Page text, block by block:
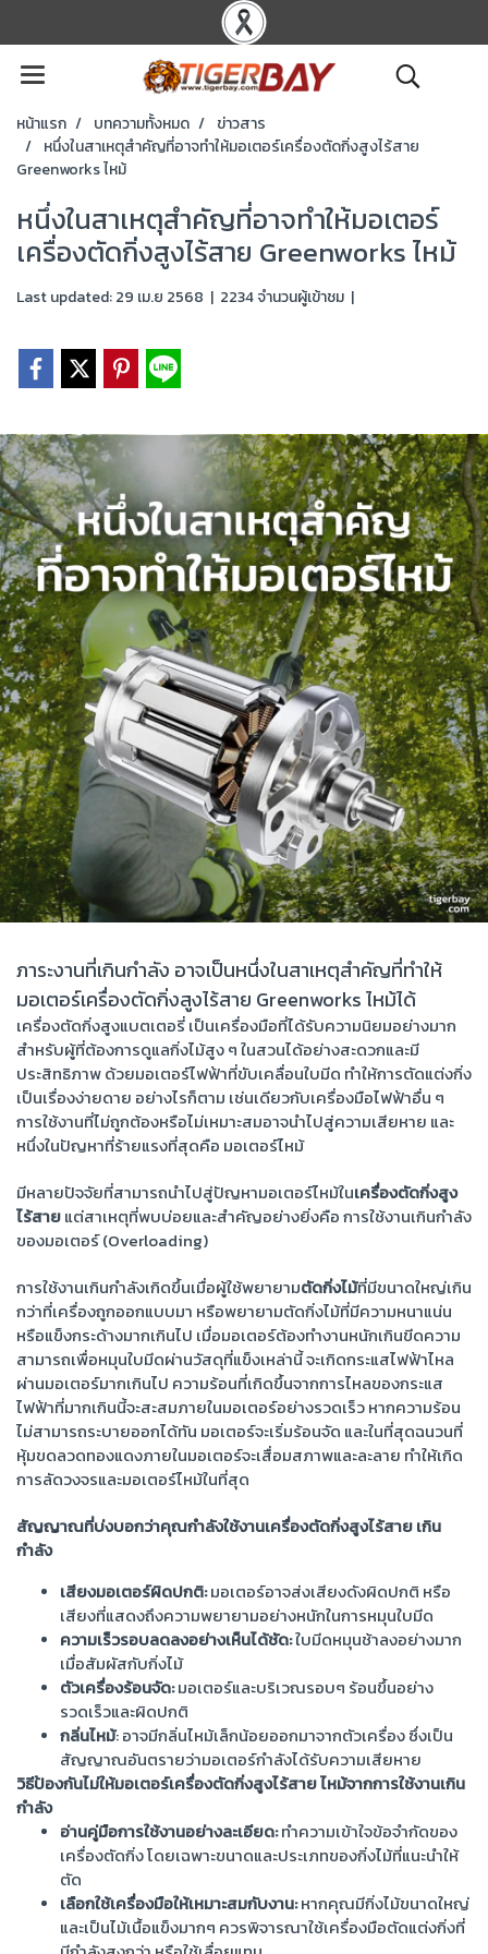
หน้าแรก บทความทั้งหมด
ข่าวสาร
หนึ่งในสาเหตุสำคัญที่อาจทำให้มอเตอร์เครื่องตัดกิ่งสูงไร้สาย
Greenworks ไหม้
หนึ่งในสาเหตุสำคัญที่อาจทำให้มอเตอร์
เครื่องตัดกิ่งสูงไร้สาย Greenworks ไหม้
Last updated: 29 เม.ย 2568 | 2234 จำนวนผู้เข้าชม |
ภาระงานที่เกินกำลัง อาจเป็นหนึ่งในสาเหตุสำคัญที่ทำให้
มอเตอร์เครื่องตัดกิ่งสูงไร้สาย Greenworks ไหม้ได้
เครื่องตัดกิ่งสูงแบตเตอรี่เป็นเครื่องมือที่ได้รับความนิยมอย่างมาก
สำหรับผู้ที่ต้องการดูแลกิ่งไม้สูง ๆ ในสวนได้อย่างสะดวกและมี
ประสิทธิภาพ ด้วยมอเตอร์ไฟฟ้าที่ขับเคลื่อนใบมีด ทำให้การตัดแต่งกิ่ง
เป็นเรื่องง่ายดาย อย่างไรก็ตาม เช่นเดียวกับเครื่องมือไฟฟ้าอื่น ๆ
การใช้งานที่ไม่ถูกต้องหรือไม่เหมาะสมอาจนำไปสู่ความเสียหาย และ
หนึ่งในปัญหาที่ร้ายแรงที่สุดคือ มอเตอร์ไหม้
มีหลายปัจจัยที่สามารถนำไปสู่ปัญหามอเตอร์ไหม้ในเครื่องตัดกิ่งสูง
ไร้สายแต่สาเหตุที่พบบ่อยและสำคัญอย่างยิ่งคือ การใช้งานเกินกำลัง
ของมอเตอร์ (Overloading)
การใช้งานเกินกำลังเกิดขึ้นเมื่อผู้ใช้พยายามตัดกิ่งไม้ที่มีขนาดใหญ่เกิน
กว่าที่เครื่องถูกออกแบบมา หรือพยายามตัดกิ่งไม้ที่มีความหนาแน่น
หรือแข็งกระด้างมากเกินไป เมื่อมอเตอร์ต้องทำงานหนักเกินขีดความ
สามารถเพื่อหมุนใบมีดผ่านวัสดุที่แข็งเหล่านี้ จะเกิดกระแสไฟฟ้าไหล
ผ่านมอเตอร์มากเกินไป ความร้อนที่เกิดขึ้นจากการไหลของกระแส
ไฟฟ้าที่มากเกินนี้จะสะสมภายในมอเตอร์อย่างรวดเร็ว หากความร้อน
ไม่สามารถระบายออกได้ทัน มอเตอร์จะเริ่มร้อนจัด และในที่สุดฉนวนที่
หุ้มขดลวดทองแดงภายในมอเตอร์จะเสื่อมสภาพและละลาย ทำให้เกิด
การลัดวงจรและมอเตอร์ไหม้ในที่สุด
สัญญาณที่บ่งบอกว่าคุณกำลังใช้งานเครื่องตัดกิ่งสูงไร้สาย เกิน
กำลัง
เสียงมอเตอร์ผิดปกติ:มอเตอร์อาจส่งเสียงดังผิดปกติ หรือ
เสียงที่แสดงถึงความพยายามอย่างหนักในการหมุนใบมีด
ความเร็วรอบลดลงอย่างเห็นได้ชัด:ใบมีดหมุนช้าลงอย่างมาก
เมื่อสัมผัสกับกิ่งไม้
ตัวเครื่องร้อนจัด:มอเตอร์และบริเวณรอบๆ ร้อนขึ้นอย่าง
รวดเร็วและผิดปกติ
กลิ่นไหม้: อาจมีกลิ่นไหม้เล็กน้อยออกมาจากตัวเครื่อง ซึ่งเป็น
สัญญาณอันตรายว่ามอเตอร์กำลังได้รับความเสียหาย
วิธีป้องกันไม่ให้มอเตอร์เครื่องตัดกิ่งสูงไร้สาย ไหม้จากการใช้งานเกิน
กำลัง
อ่านคู่มือการใช้งานอย่างละเอียด:ทำความเข้าใจข้อจำกัดของ
เครื่องตัดกิ่ง โดยเฉพาะขนาดและประเภทของกิ่งไม้ที่แนะนำให้
ตัด
เลือกใช้เครื่องมือให้เหมาะสมกับงาน:หากคุณมีกิ่งไม้ขนาดใหญ่
และเป็นไม้เนื้อแข็งมากๆ ควรพิจารณาใช้เครื่องมือตัดแต่งกิ่งที่